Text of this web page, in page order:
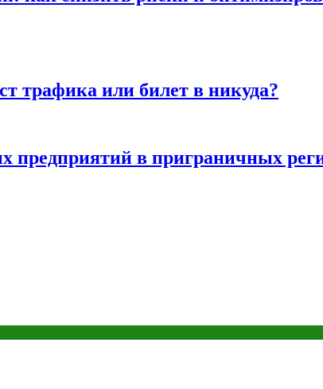
трафика или билет в никуда?
предприятий в приграничных